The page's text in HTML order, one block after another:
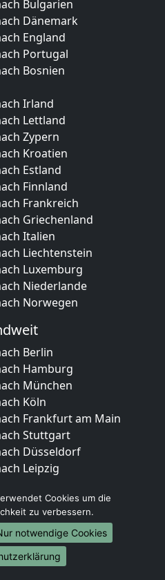
Bulgarien
Dänemark
England
Portugal
Bosnien
Irland
Lettland
Zypern
Kroatien
Estland
Finnland
Frankreich
Griechenland
Italien
Liechtenstein
Luxemburg
Niederlande
Norwegen
Berlin
Hamburg
München
Köln
Frankfurt am Main
Stuttgart
Düsseldorf
Leipzig
Essen
Bremen
Dresden
Hannover
Nürnberg
Cookies um die
zu verbessern.
notwendige Cookies